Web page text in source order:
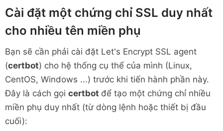
https://
$subdomain .exampledomain.vn
}
set $checkfoldersubdomain
if ($checkfoldersubdomain
{
set $foldersubdomain ""
/home/exampledomain.vn/public_html
Cài đặt một chứng chỉ SSL duy nhất
cho nhiều tên miền phụ
Bạn sẽ cần phải cài đặt Let's Encrypt SSL agent
(certbot) cho hệ thống cụ thể của mình (Linux,
CentOS, Windows ...) trước khi tiến hành phần này.
Đây là cách gọi certbot để tạo một chứng chỉ nhiều
miền phụ duy nhất (từ dòng lệnh hoặc thiết bị đầu
cuối):